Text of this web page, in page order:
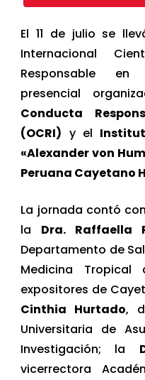
El 11 de julio se
Internacional
Responsable en
presencial
Conducta
(OCRI) y el
«Alexander von
Peruana Cayetano
La jornada contó
la Dra. Raffaella
Departamento de
Medicina Tropical
expositores de
Cinthia Hurtado,
Universitaria de
Investigación; la
vicerrectora